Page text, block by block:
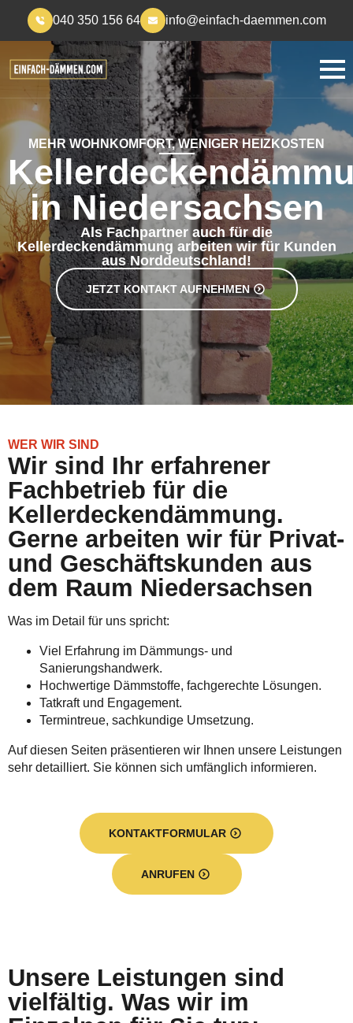
040 350 156 64 info@einfach-daemmen.com
MEHR WOHNKOMFORT, WENIGER HEIZKOSTEN
in Niedersachsen
Als Fachpartner auch für die
Kellerdeckendämmung arbeiten wir für Kunden
aus Norddeutschland!
JETZT KONTAKT AUFNEHMEN
WER WIR SIND
Wir sind Ihr erfahrener
Fachbetrieb für die
Kellerdeckendämmung.
Gerne arbeiten wir für Privat-
und Geschäftskunden aus
dem Raum Niedersachsen
Was im Detail für uns spricht:
Viel Erfahrung im Dämmungs- und
Sanierungshandwerk.
Hochwertige Dämmstoffe, fachgerechte Lösungen.
Tatkraft und Engagement.
Termintreue, sachkundige Umsetzung.
Auf diesen Seiten präsentieren wir Ihnen unsere Leistungen
sehr detailliert. Sie können sich umfänglich informieren.
KONTAKTFORMULAR
ANRUFEN
Unsere Leistungen sind
vielfältig. Was wir im